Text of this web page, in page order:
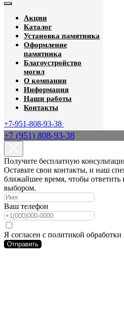
Акции
Каталог
Установка памятника
Оформление
памятника
Благоустройство
могил
О компании
Информация
Наши работы
Контакты
+7-951-808-93-38
+7 (951) 808-93-38
Получите бесплатную
Оставьте свои контакты, и наш
ближайшее время, чтобы ответить
выбором.
Ваш телефон
Я согласен с политикой
Отправить